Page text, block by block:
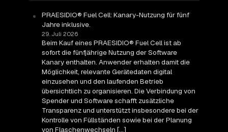
PRAESIDIO® Fuel Cell: Kanary-Nutzung für fünf
Jahre inklusive.
29. Juli 2026
Beim Kauf eines PRAESIDIO® Fuel Cell ist ab
sofort die fünfjährige Nutzung der Software
Kanary enthalten. Anwender erhalten damit die
Möglichkeit, relevante Gerätedaten digital
einzusehen und den laufenden Betrieb
übersichtlich zu organisieren. Die Verbindung von
Spender und Software schafft zusätzliche
Transparenz und unterstützt insbesondere bei der
Kontrolle von Füllständen sowie bei der Planung
von Flaschenwechseln […]